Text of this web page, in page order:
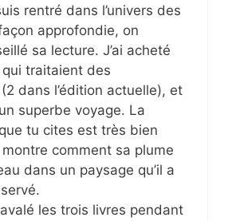
rentré dans l’univers des
approfondie, on
sa lecture. J’ai acheté
traitaient des
dans l’édition actuelle), et
superbe voyage. La
tu cites est très bien
comment sa plume
dans un paysage qu’il a
les trois livres pendant